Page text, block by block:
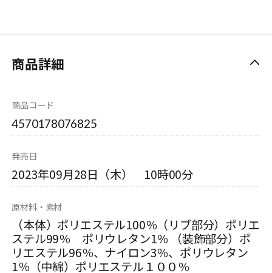
商品詳細
商品コード
4570178076825
発売日
2023年09月28日（木） 10時00分
原材料・素材
（本体）ポリエステル100％（リブ部分）ポリエ
ステル99％ ポリウレタン1％ （装飾部分）ポ
リエステル96％、ナイロン3％、ポリウレタン
1％（中綿）ポリエステル１００％